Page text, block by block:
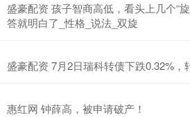
盛豪配资 孩子智商高低，看头上几个“
答就明白了_性格_说法_双旋
盛豪配资 7月2日瑞科转债下跌0.32%，
惠红网 钟薛高，被申请破产！